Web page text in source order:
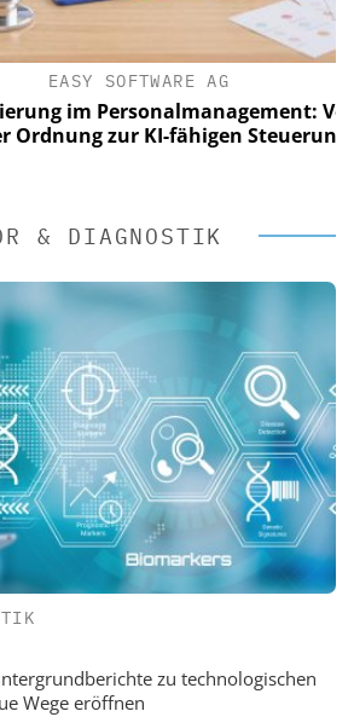
EASY SOFTWARE AG
im Personalmanagement: Von
zur KI-fähigen Steuerung
& DIAGNOSTIK
zu technologischen
Wege eröffnen